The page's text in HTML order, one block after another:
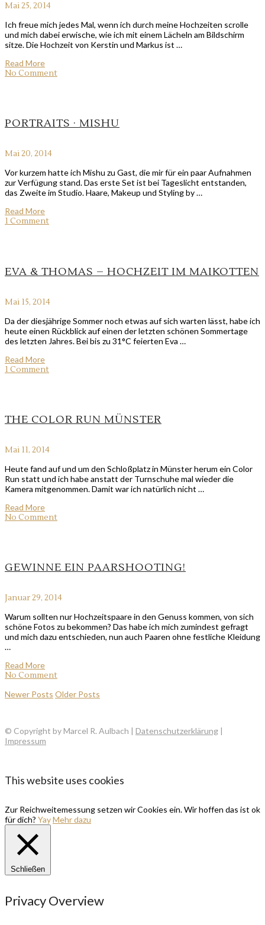
Mai 25, 2014
Ich freue mich jedes Mal, wenn ich durch meine Hochzeiten scrolle
und mich dabei erwische, wie ich mit einem Lächeln am Bildschirm
sitze. Die Hochzeit von Kerstin und Markus ist …
Read More
No Comment
PORTRAITS · MISHU
Mai 20, 2014
Vor kurzem hatte ich Mishu zu Gast, die mir für ein paar Aufnahmen
zur Verfügung stand. Das erste Set ist bei Tageslicht entstanden,
das Zweite im Studio. Haare, Makeup und Styling by …
Read More
1 Comment
EVA & THOMAS – HOCHZEIT IM MAIKOTTEN
Mai 15, 2014
Da der diesjährige Sommer noch etwas auf sich warten lässt, habe ich
heute einen Rückblick auf einen der letzten schönen Sommertage
des letzten Jahres. Bei bis zu 31°C feierten Eva …
Read More
1 Comment
THE COLOR RUN MÜNSTER
Mai 11, 2014
Heute fand auf und um den Schloßplatz in Münster herum ein Color
Run statt und ich habe anstatt der Turnschuhe mal wieder die
Kamera mitgenommen. Damit war ich natürlich nicht …
Read More
No Comment
GEWINNE EIN PAARSHOOTING!
Januar 29, 2014
Warum sollten nur Hochzeitspaare in den Genuss kommen, von sich
schöne Fotos zu bekommen? Das habe ich mich zumindest gefragt
und mich dazu entschieden, nun auch Paaren ohne festliche Kleidung
…
Read More
No Comment
Newer Posts Older Posts
© Copyright by Marcel R. Aulbach | Datenschutzerklärung |
Impressum
This website uses cookies
Zur Reichweitemessung setzen wir Cookies ein. Wir hoffen das ist ok
für dich? YayMehr dazu
Schließen
Privacy Overview